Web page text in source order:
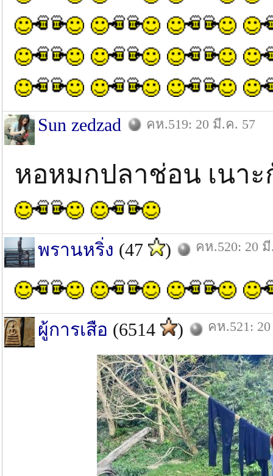
Sun zedzad คห.519: 20 มี.ค. 57
หอหมกปลาช่อน เนา
พรานหริ่ง (47 ) คห.520: 20
ผู้การเสือ (6514 ) คห.521: